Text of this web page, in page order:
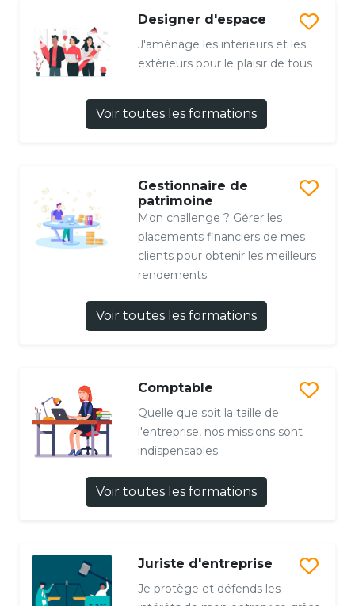
Designer d'espace
J'aménage les intérieurs et les
extérieurs pour le plaisir de tous
Voir toutes les formations
Gestionnaire de
patrimoine
Mon challenge ? Gérer les
placements financiers de mes
clients pour obtenir les meilleurs
rendements.
Voir toutes les formations
Comptable
Quelle que soit la taille de
l'entreprise, nos missions sont
indispensables
Voir toutes les formations
Juriste d'entreprise
Je protège et défends les